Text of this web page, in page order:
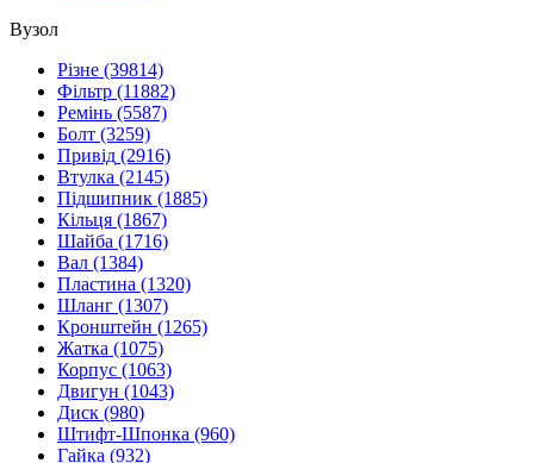
Вузол
Різне (39814)
Фільтр (11882)
Ремінь (5587)
Болт (3259)
Привід (2916)
Втулка (2145)
Підшипник (1885)
Кільця (1867)
Шайба (1716)
Вал (1384)
Пластина (1320)
Шланг (1307)
Кронштейн (1265)
Жатка (1075)
Корпус (1063)
Двигун (1043)
Диск (980)
Штифт-Шпонка (960)
Гайка (932)